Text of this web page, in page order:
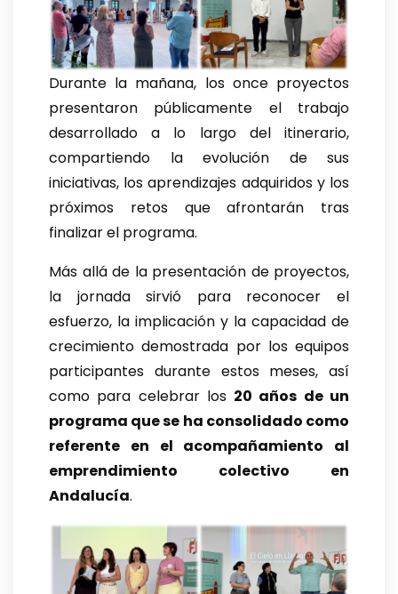
Durante la mañana, los once proyectos
presentaron públicamente el trabajo
desarrollado a lo largo del itinerario,
compartiendo la evolución de sus
iniciativas, los aprendizajes adquiridos y los
próximos retos que afrontarán tras
finalizar el programa.
Más allá de la presentación de proyectos,
la jornada sirvió para reconocer el
esfuerzo, la implicación y la capacidad de
crecimiento demostrada por los equipos
participantes durante estos meses, así
como para celebrar los 20 años de un
programa que se ha consolidado como
referente en el acompañamiento al
emprendimiento colectivo en
Andalucía.